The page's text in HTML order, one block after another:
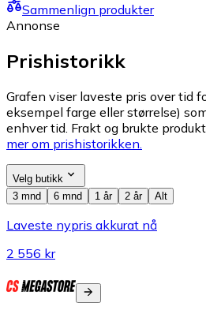
Sammenlign produkter
Annonse
Prishistorikk
Grafen viser laveste pris over tid
eksempel farge eller størrelse)
enhver tid. Frakt og brukte
mer om prishistorikken.
Velg butikk
3 mnd
6 mnd 1 år 2 år Alt
Laveste nypris akkurat nå
2 556 kr